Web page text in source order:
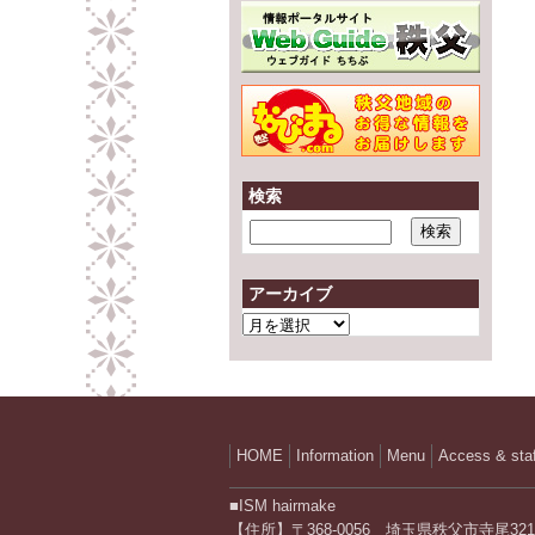
検索
アーカイブ
ア
イ
HOME Information Menu Access &
■ISM hairmake
【住所】〒368-0056 埼玉県秩父市寺尾